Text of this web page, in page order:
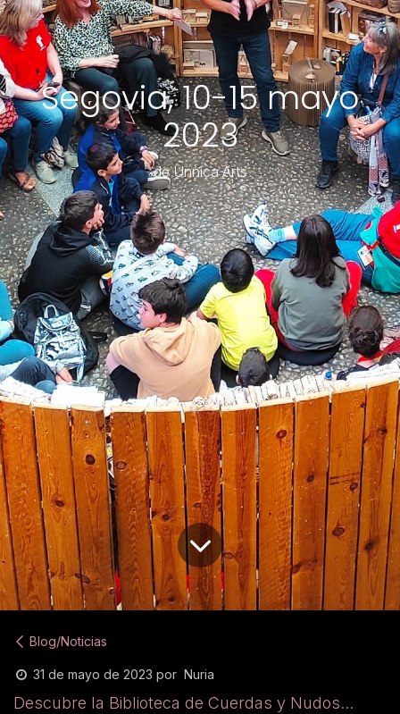
Segovia, 10-15 mayo
2023
de Unnica Arts
Blog/Noticias
31 de mayo de 2023 por Nuria
Descubre la Biblioteca de Cuerdas y Nudos...